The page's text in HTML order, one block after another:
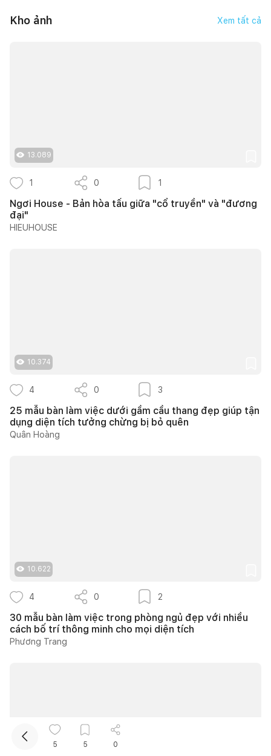
Kho ảnh Xem tất cả
13.089
1 0 1
Ngơi House - Bản hòa tấu giữa "cổ truyền" và "đương
đại"
HIEUHOUSE
10.374
4 0 3
25 mẫu bàn làm việc dưới gầm cầu thang đẹp giúp tận
dụng diện tích tưởng chừng bị bỏ quên
Quân Hoàng
10.622
4 0 2
30 mẫu bàn làm việc trong phòng ngủ đẹp với nhiều
cách bố trí thông minh cho mọi diện tích
Phương Trang
5 5 0